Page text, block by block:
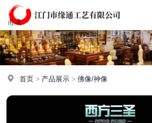
首页 > 产品展示 >佛像/神像